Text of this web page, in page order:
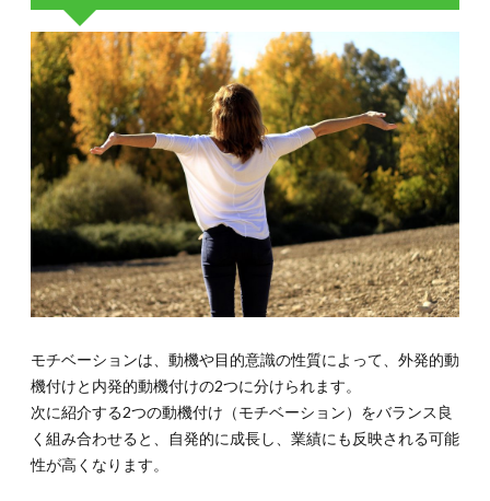
現した
いゴー
ルを決
める
3.1.2.
3-1-2. ゴ
ールに
到達す
るため
にやる
べきこ
とを書
き出す
3.1.3.
3-1-3.小
テップ
まで細
分化す
る
3-2.
モチベーションは、動機や目的意識の性質によって、外発的動
機付けと内発的動機付けの2つに分けられます。
次に紹介する2つの動機付け（モチベーション）をバランス良
く組み合わせると、自発的に成長し、業績にも反映される可能
性が高くなります。